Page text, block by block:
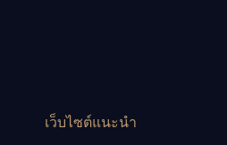
เว็บไซต์แนะนำ